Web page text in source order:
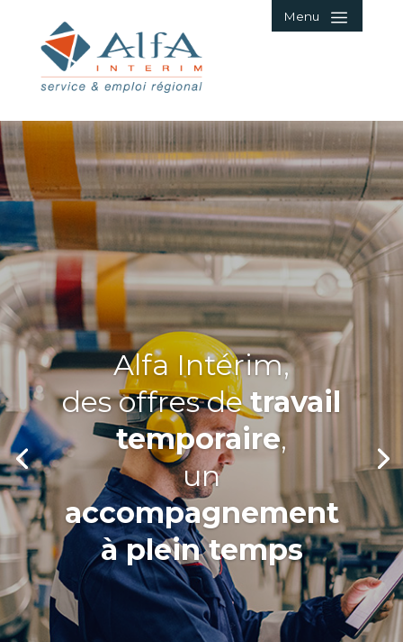
Menu
Alfa Intérim,
des offres detravail
temporaire,
un
accompagnement
à plein temps